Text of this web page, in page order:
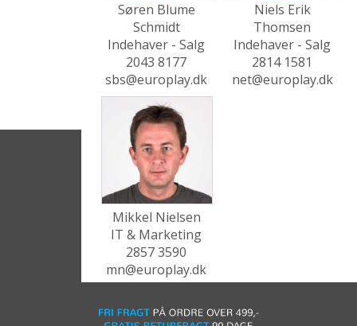
Søren Blume
Schmidt
Indehaver - Salg
2043 8177
sbs@europlay.dk
Niels Erik
Thomsen
Indehaver - Salg
2814 1581
net@europlay.dk
Mikkel Nielsen
IT & Marketing
2857 3590
mn@europlay.dk